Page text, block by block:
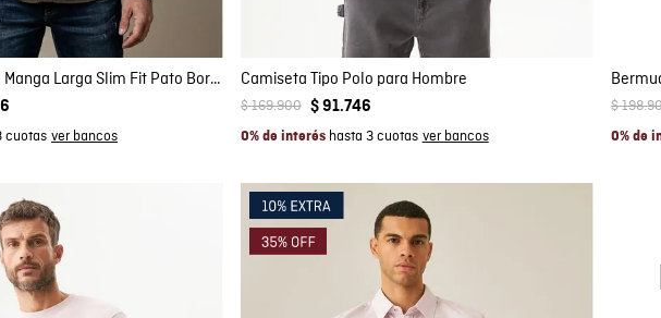
L
M
S
Camisa de Hombre Manga Larga Slim Fit Pato Bordado Tela Oxford en Algodón
cuotas
Camiseta Tipo Polo para Hombre
$169.900 $ 91.746
0% de interéshasta 3 cuotas
$198.
0% de